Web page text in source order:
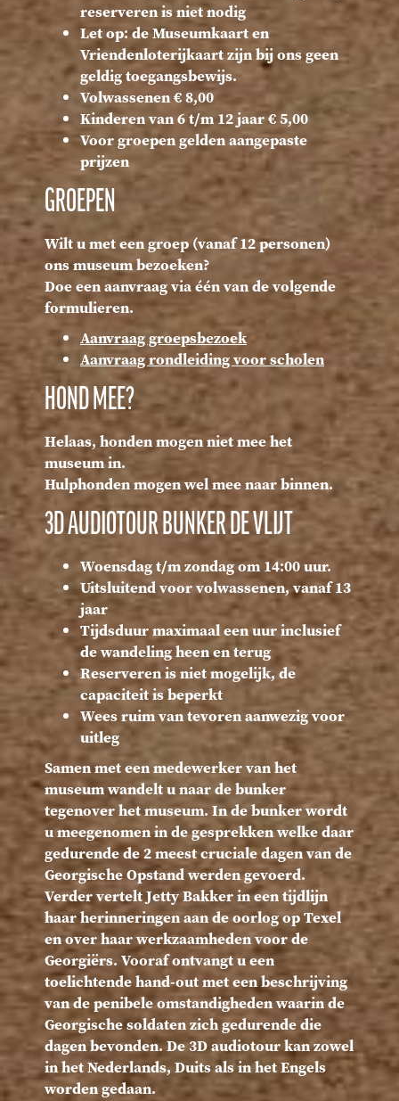
reserveren is niet nodig
Let op: de Museumkaart en
Vriendenloterijkaart zijn bij ons geen
geldig toegangsbewijs.
Volwassenen € 8,00
Kinderen van 6 t/m 12 jaar € 5,00
Voor groepen gelden aangepaste
prijzen
GROEPEN
Wilt u met een groep (vanaf 12 personen)
ons museum bezoeken?
Doe een aanvraag via één van de volgende
formulieren.
Aanvraag groepsbezoek
Aanvraag rondleiding voor scholen
HOND MEE?
Helaas, honden mogen niet mee het
museum in.
Hulphonden mogen wel mee naar binnen.
3D AUDIOTOUR BUNKER DE VLIJT
Woensdag t/m zondag om 14:00 uur.
Uitsluitend voor volwassenen, vanaf 13
jaar
Tijdsduur maximaal een uur inclusief
de wandeling heen en terug
Reserveren is niet mogelijk, de
capaciteit is beperkt
Wees ruim van tevoren aanwezig voor
uitleg
Samen met een medewerker van het
museum wandelt u naar de bunker
tegenover het museum. In de bunker wordt
u meegenomen in de gesprekken welke daar
gedurende de 2 meest cruciale dagen van de
Georgische Opstand werden gevoerd.
Verder vertelt Jetty Bakker in een tijdlijn
haar herinneringen aan de oorlog op Texel
en over haar werkzaamheden voor de
Georgiërs. Vooraf ontvangt u een
toelichtende hand-out met een beschrijving
van de penibele omstandigheden waarin de
Georgische soldaten zich gedurende die
dagen bevonden. De 3D audiotour kan zowel
in het Nederlands, Duits als in het Engels
worden gedaan.